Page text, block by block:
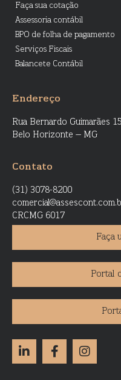
Faça sua cotação
Assessoria contábil
BPO de folha de pagamento
Serviços Fiscais
Balancete Contábil
Endereço
Rua Bernardo Guimarães
Belo Horizonte – MG
Contato
(31) 3078-8200
CRCMG 6017
Faça
Portal